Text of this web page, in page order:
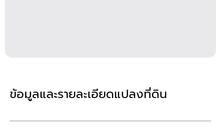
ข้อมูลและรายละเอียดแปลงที่ดิน